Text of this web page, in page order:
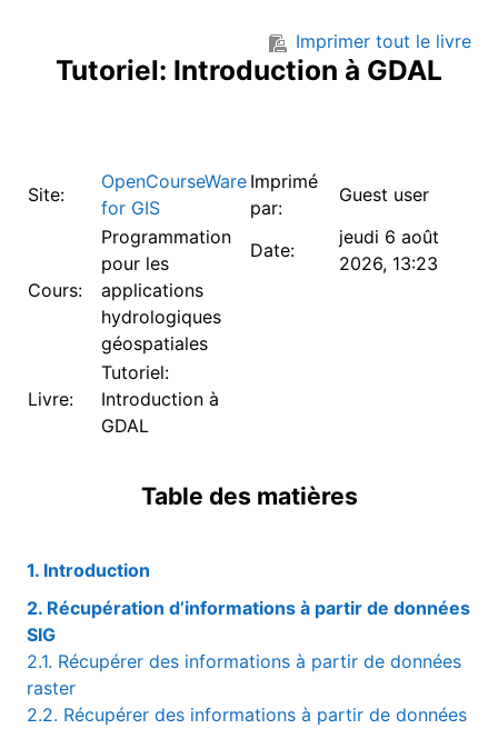
Imprimer tout le livre
Tutoriel: Introduction à GDAL
Site:
OpenCourseWare
for GIS
Cours:
Programmation
pour les
applications
hydrologiques
géospatiales
Livre:
Tutoriel:
Introduction à
GDAL
Imprimé
par:
Guest user
Date:
jeudi 6 août
2026, 13:23
Table des matières
1. Introduction
2. Récupération d’informations à partir de données
SIG
2.1. Récupérer des informations à partir de données
raster
2.2. Récupérer des informations à partir de données